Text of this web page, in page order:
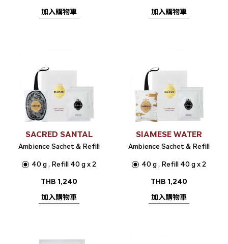
加入購物車
加入購物車
SACRED SANTAL
Ambience Sachet & Refill
40 g , Refill 40 g x 2
THB 1,240
加入購物車
SIAMESE WATER
Ambience Sachet & Refill
40 g , Refill 40 g x 2
THB 1,240
加入購物車